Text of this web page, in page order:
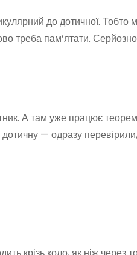
до дотичної. Тобто
треба пам’ятати.
А там уже працює
дотичну — одразу